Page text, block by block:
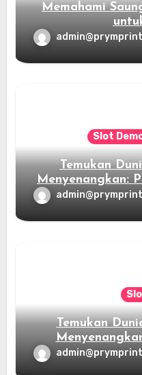
Memahami
Slot
Temukan
Menyenangkan:
Temukan